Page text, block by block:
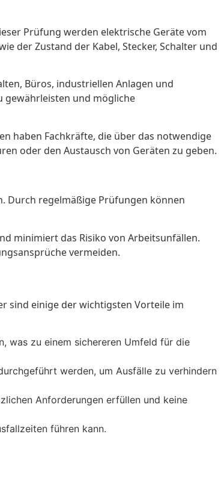
Prüfung werden elektrische Geräte vom
der Zustand der Kabel, Stecker, Schalter und
Büros, industriellen Anlagen und
gewährleisten und mögliche
haben Fachkräfte, die über das notwendige
oder den Austausch von Geräten zu geben.
Durch regelmäßige Prüfungen können
minimiert das Risiko von Arbeitsunfällen.
vermeiden.
sind einige der wichtigsten Vorteile im
was zu einem sichereren Umfeld für die
werden, um Ausfälle zu verhindern
Anforderungen erfüllen und keine
führen kann.